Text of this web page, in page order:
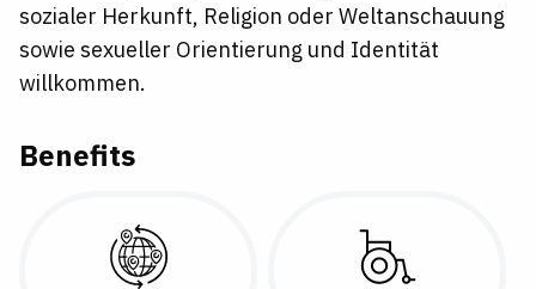
sozialer Herkunft, Religion oder Weltanschauung
sowie sexueller Orientierung und Identität
willkommen.
Benefits